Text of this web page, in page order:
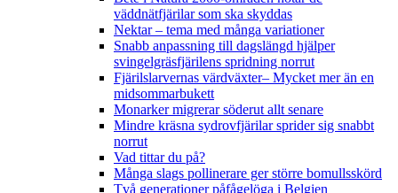
väddnätfjärilar som ska skyddas
Nektar – tema med många variationer
Snabb anpassning till dagslängd hjälper
svingelgräsfjärilens spridning norrut
Fjärilslarvernas värdväxter– Mycket mer än en
midsommarbukett
Monarker migrerar söderut allt senare
Mindre kräsna sydrovfjärilar sprider sig snabbt
norrut
Vad tittar du på?
Många slags pollinerare ger större bomullsskörd
Två generationer påfågelöga i Belgien